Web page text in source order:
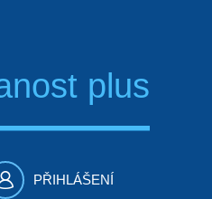
plus
PŘIHLÁŠENÍ